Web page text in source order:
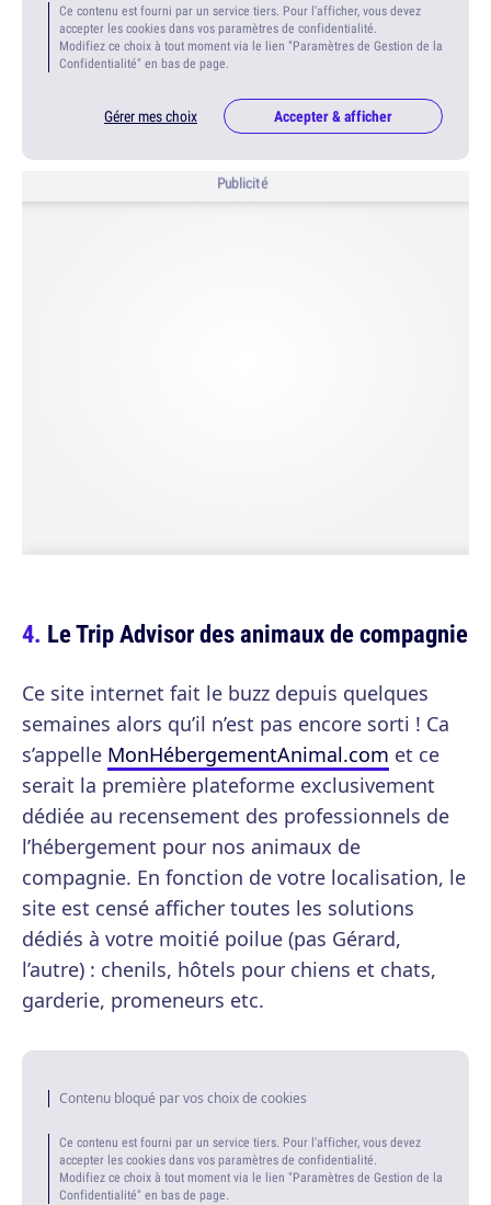
Ce contenu est fourni par un service tiers. Pour l'afficher, vous devez
accepter les cookies dans vos paramètres de confidentialité.
Modifiez ce choix à tout moment via le lien "Paramètres de Gestion de la
Confidentialité" en bas de page.
Gérer mes choix Accepter & afficher
Publicité
Le Trip Advisor des animaux de compagnie
Ce site internet fait le buzz depuis quelques
semaines alors qu’il n’est pas encore sorti ! Ca
s’appelle MonHébergementAnimal.com et ce
serait la première plateforme exclusivement
dédiée au recensement des professionnels de
l’hébergement pour nos animaux de
compagnie. En fonction de votre localisation, le
site est censé afficher toutes les solutions
dédiés à votre moitié poilue (pas Gérard,
l’autre) : chenils, hôtels pour chiens et chats,
garderie, promeneurs etc.
Contenu bloqué par vos choix de cookies
Ce contenu est fourni par un service tiers. Pour l'afficher, vous devez
accepter les cookies dans vos paramètres de confidentialité.
Modifiez ce choix à tout moment via le lien "Paramètres de Gestion de la
Confidentialité" en bas de page.